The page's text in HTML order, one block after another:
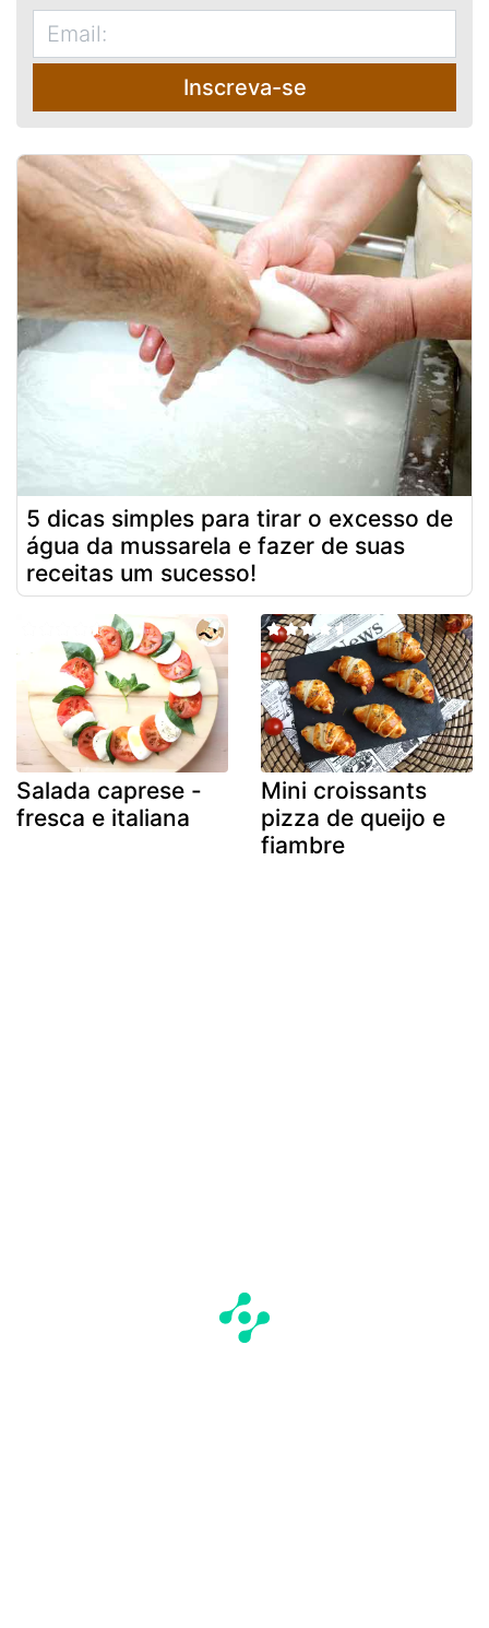
Inscreva-se
5 dicas simples para tirar o excesso de
água da mussarela e fazer de suas
receitas um sucesso!
Salada caprese -
fresca e italiana
Mini croissants
pizza de queijo e
fiambre